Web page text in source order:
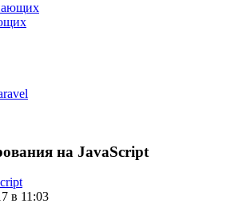
на JavaScript
в 11:03